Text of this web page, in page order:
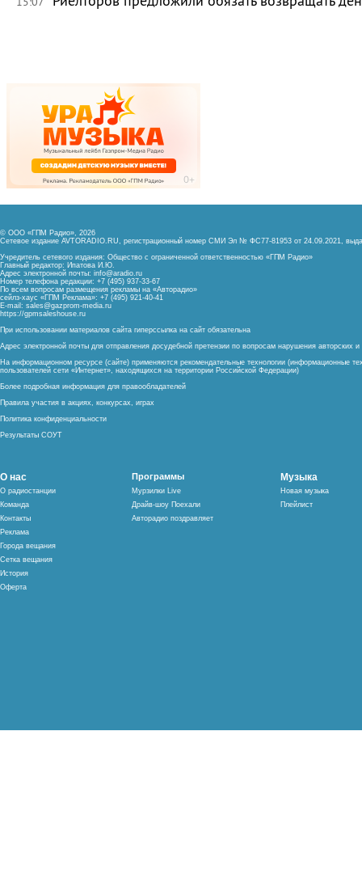
© ООО «ГПМ Радио», 2026
Сетевое издание AVTORADIO.RU, регистрационный номер СМИ Эл № ФС77-81953 от 24.09.2021,
Учредитель сетевого издания: Общество с ограниченной ответственностью «ГПМ Радио»
Главный редактор: Ипатова И.Ю.
Адрес электронной почты: info@aradio.ru
Номер телефона редакции: +7 (495) 937-33-67
По всем вопросам размещения рекламы на «Авторадио»
сейлз-хаус «ГПМ Реклама»: +7 (495) 921-40-41
E-mail: sales@gazprom-media.ru
https://gpmsaleshouse.ru
При использовании материалов сайта гиперссылка на сайт обязательна
Адрес электронной почты для отправления досудебной претензии по вопросам нарушения авторских
На информационном ресурсе (сайте) применяются рекомендательные технологии (информационные
пользователей сети «Интернет», находящихся на территории Российской Федерации)
Более подробная информация для правообладателей
Правила участия в акциях, конкурсах, играх
Политика конфиденциальности
Результаты СОУТ
О нас
О радиостанции
Команда
Контакты
Реклама
Города вещания
Сетка вещания
История
Оферта
Программы
Мурзилки Live
Драйв-шоу Поехали
Авторадио поздравляет
Музыка
Новая музыка
Плейлист